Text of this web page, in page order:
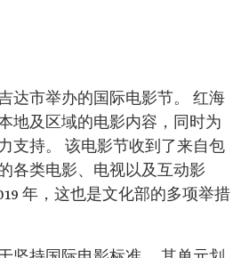
达市举办的国际电影节。 红海
地及区域的电影内容，同时为
支持。 该电影节收到了来自包
各类电影、电视以及互动影
年，这也是文化部的多项举措